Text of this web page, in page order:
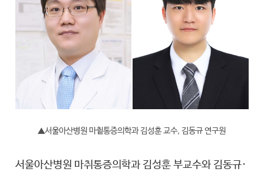
▲서울아산병원 마츁통증의학과 김성훈 교수, 김동규 연구원
서울아산병원 마취통증의학과 김성훈 부교수와 김동규·